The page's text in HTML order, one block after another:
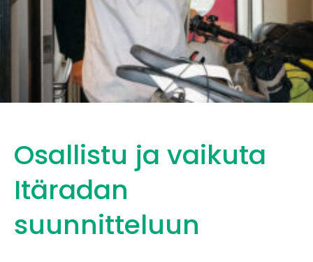
Osallistu ja vaikuta
Itäradan
suunnitteluun